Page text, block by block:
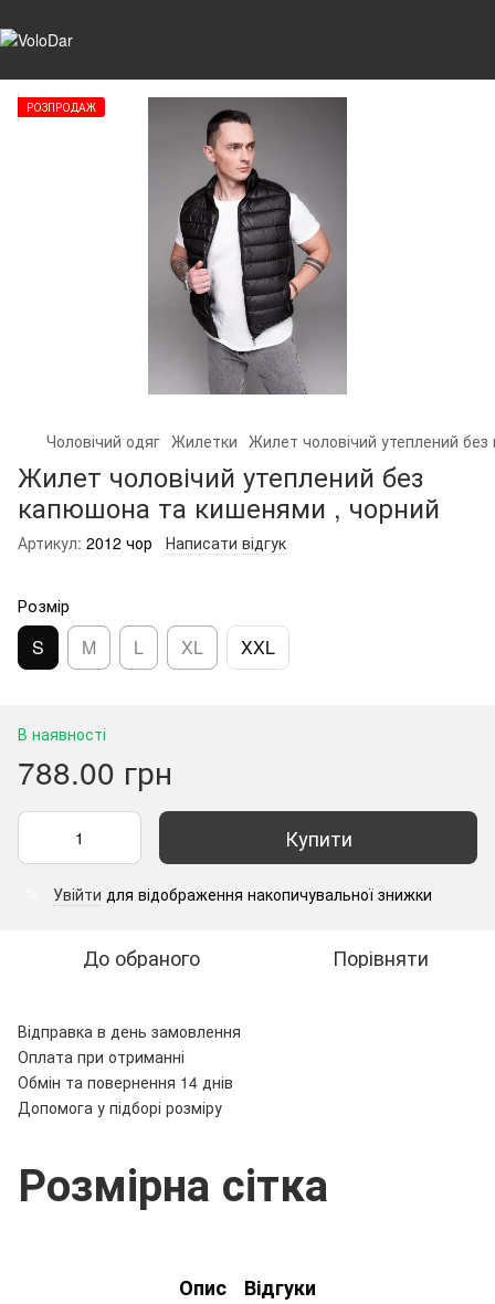
РОЗПРОДАЖ
Чоловічий одяг Жилетки Жилет чоловічий утеплений
Жилет чоловічий утеплений без
капюшона та кишенями , чорний
Артикул: 2012 чор Написати відгук
Розмір
S M L XL XXL
В наявності
788.00 грн
Купити
Увійти для відображення накопичувальної знижки
До обраного Порівняти
Відправка в день замовлення
Оплата при отриманні
Обмін та повернення 14 днів
Допомога у підборі розміру
Розмірна сітка
Опис Відгуки